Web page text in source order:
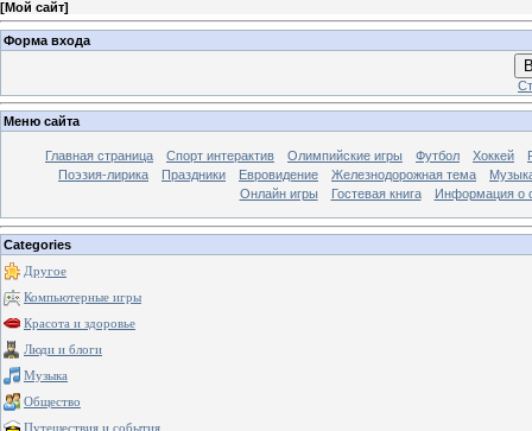
[Мой сайт]
Форма входа
Меню сайта
Главная страница Спорт интерактив Олимпийские игры Футбол Хоккей
Поэзия-лирика
Праздники Евровидение Железнодорожная тема
Онлайн игры
Гостевая книга Информация о
Categories
Другое
Компьютерные игры
Красота и здоровье
Люди и блоги
Музыка
Общество
Путешествия и события